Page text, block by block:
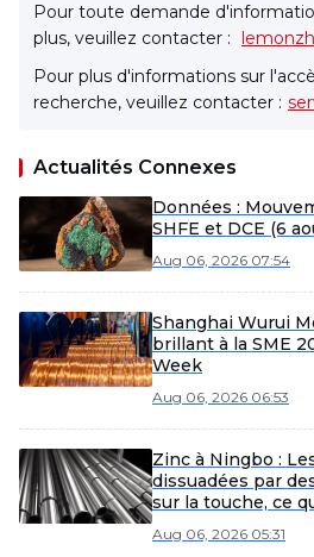
Pour toute demande
plus, veuillez contacter :
Pour plus d'informations sur
recherche, veuillez contacter :
Actualités Connexes
Données :
SHFE et DCE (6
Aug 06, 2026 07:54
Shanghai Wurui
brillant à la SME
Week
Aug 06, 2026 06:53
Zinc à Ningbo :
dissuadées par
sur la touche, ce
comptant [Revue
Aug 06, 2026 05:31